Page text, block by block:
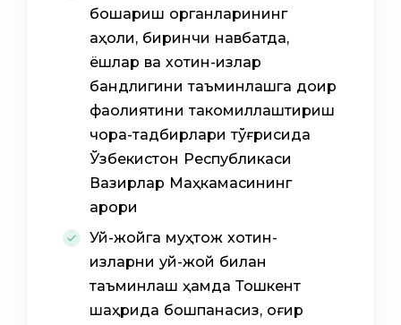
бошқариш органларининг
аҳоли, биринчи навбатда,
ёшлар ва хотин-қизлар
бандлигини таъминлашга доир
фаолиятини такомиллаштириш
чора-тадбирлари тўғрисида
Ўзбекистон Республикаси
Вазирлар Маҳкамасининг
қарори
Уй-жойга муҳтож хотин-
қизларни уй-жой билан
таъминлаш ҳамда Тошкент
шаҳрида бошпанасиз, оғир